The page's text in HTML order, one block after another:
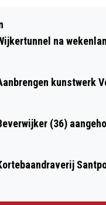
HOUDT OP
EINDELIJK
na
kunstwerk
(36)